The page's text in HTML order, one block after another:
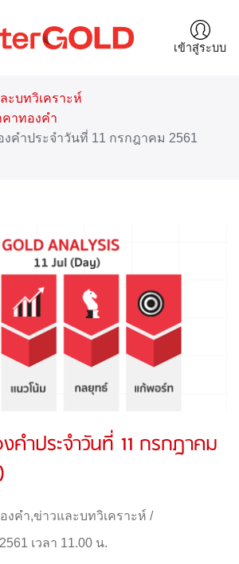
เข้าสู่ระบบ
ะบทวิเคราะห์
คาทองคำ
งคำประจำวันที่ 11 กรกฎาคม 2561
คำประจำวันที่ 11 กรกฎาคม
งคำ,ข่าวและบทวิเคราะห์ /
เวลา 11.00 น.